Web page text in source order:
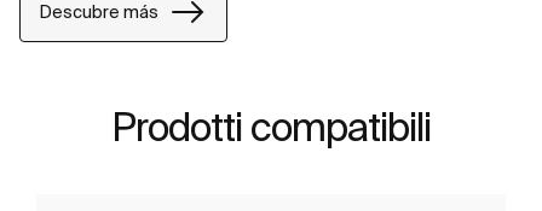
Descubre más
Prodotti compatibili